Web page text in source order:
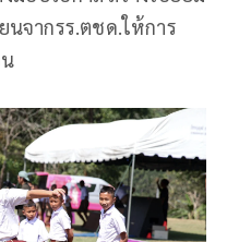
นจากรร.ตชด.ให้การ